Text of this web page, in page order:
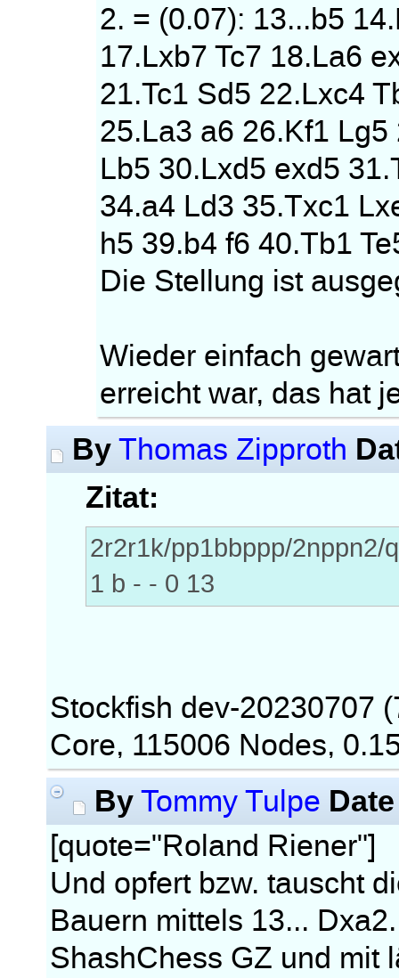
2. = (0.07): 13...b5
17.Lxb7 Tc7 18.La6
21.Tc1 Sd5 22.Lxc4
25.La3 a6 26.Kf1
Lb5 30.Lxd5 exd5
34.a4 Ld3 35.Txc1
h5 39.b4 f6 40.Tb1
Die Stellung ist
Wieder einfach
erreicht war, das hat
By Thomas Zipproth
Zitat:
2r2r1k/pp1bbppp/2nppn2/
1 b - - 0 13
Stockfish dev-20230707
Core, 115006 Nodes,
By Tommy Tulpe Date
[quote="Roland Riener"]
Und opfert bzw. tauscht
Bauern mittels 13...
ShashChess GZ und mit